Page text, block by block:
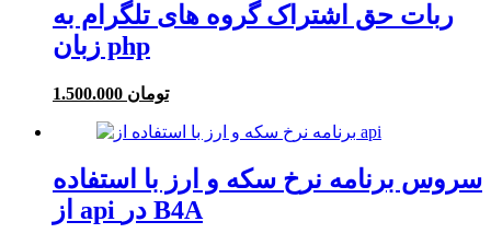
ربات حق اشتراک گروه های تلگرام به
زبان php
1.500.000 تومان
سروس برنامه نرخ سکه و ارز با استفاده
از api در B4A